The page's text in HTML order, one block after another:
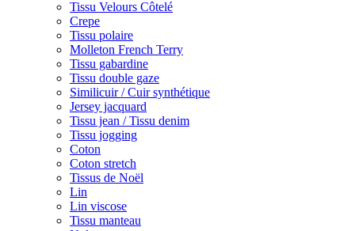
Tissu Velours Côtelé
Crepe
Tissu polaire
Molleton French Terry
Tissu gabardine
Tissu double gaze
Similicuir / Cuir synthétique
Jersey jacquard
Tissu jean / Tissu denim
Tissu jogging
Coton
Coton stretch
Tissus de Noël
Lin
Lin viscose
Tissu manteau